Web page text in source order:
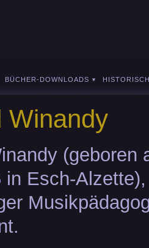
BÜCHER-DOWNLOADS
Winandy
(geboren
in Esch-